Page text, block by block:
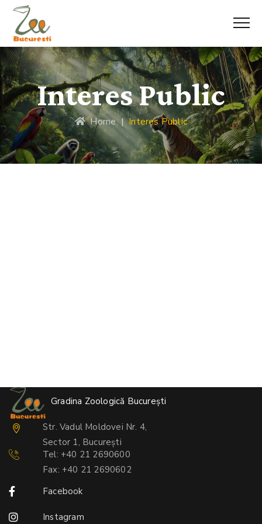
Interes Public
Home|Interes Public
Gradina Zoologică București
Str. Vadul Moldovei Nr. 4,
Sector 1, București
Tel: +40 21 2690600
Fax: +40 21 2690602
Facebook
Instagram